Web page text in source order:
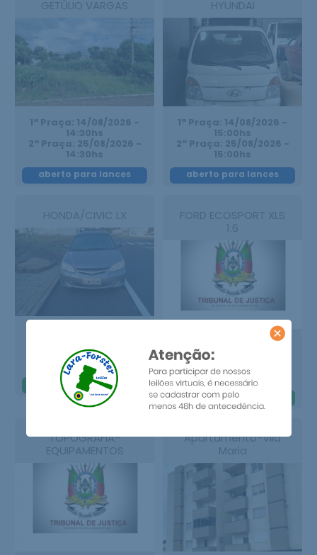
GETÚLIO VARGAS
1ª Praça: 14/08/2026 -
14:30hs
2ª Praça: 25/08/2026 -
14:30hs
aberto para lances
HYUNDAI
1ª Praça: 14/08/2026 -
15:00hs
2ª Praça: 25/08/2026 -
15:00hs
aberto para lances
HONDA/CIVIC LX
2ª Praça: 28/07/2026 -
15:30hs
leilão encerrado
FORD ECOSPORT XLS
1.6
1ª Praça: 16/07/2026 -
15:00hs
2ª Praça: 28/07/2026 -
15:00hs
leilão encerrado
TOPOGRAFIA-
EQUIPAMENTOS
Apartamento-Vila
Maria